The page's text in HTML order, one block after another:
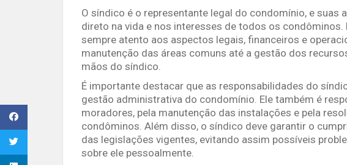
O síndico é o representante legal do condomínio, e suas
direto na vida e nos interesses de todos os condôminos.
sempre atento aos aspectos legais, financeiros e
manutenção das áreas comuns até a gestão dos
mãos do síndico.
É importante destacar que as responsabilidades do
gestão administrativa do condomínio. Ele também é
moradores, pela manutenção das instalações e pela
condôminos. Além disso, o síndico deve garantir o
das legislações vigentes, evitando assim possíveis
sobre ele pessoalmente.